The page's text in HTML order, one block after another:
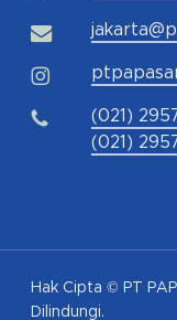
(021)
(021)
Hak Cipta © PT
Dilindungi.